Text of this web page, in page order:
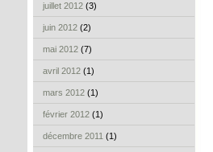
juillet 2012 (3)
juin 2012 (2)
mai 2012 (7)
avril 2012 (1)
mars 2012 (1)
février 2012 (1)
décembre 2011 (1)